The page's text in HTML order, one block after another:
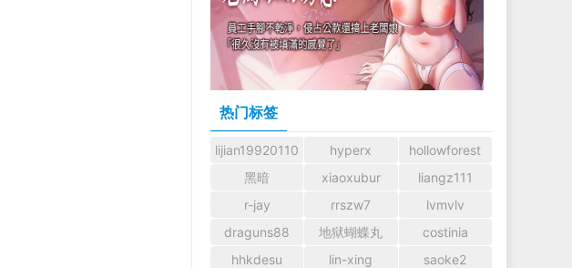
热门标签
lijian19920110 hyperx
hollowforest
黑暗
xiaoxubur
liangz111
r-jay
rrszw7
lvmvlv
draguns88
地狱蝴蝶丸
costinia
hhkdesu
lin-xing saoke2